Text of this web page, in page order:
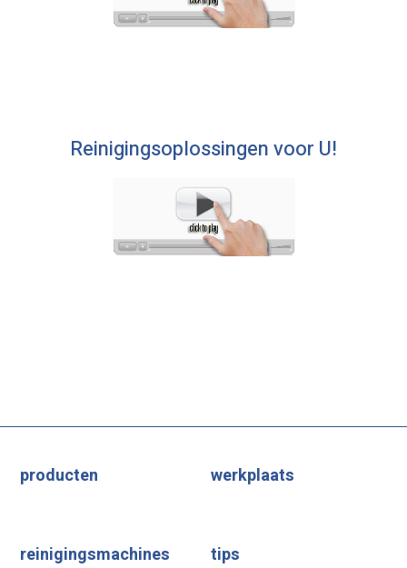
Reinigingsoplossingen voor U!
producten werkplaats
reinigingsmachines tips